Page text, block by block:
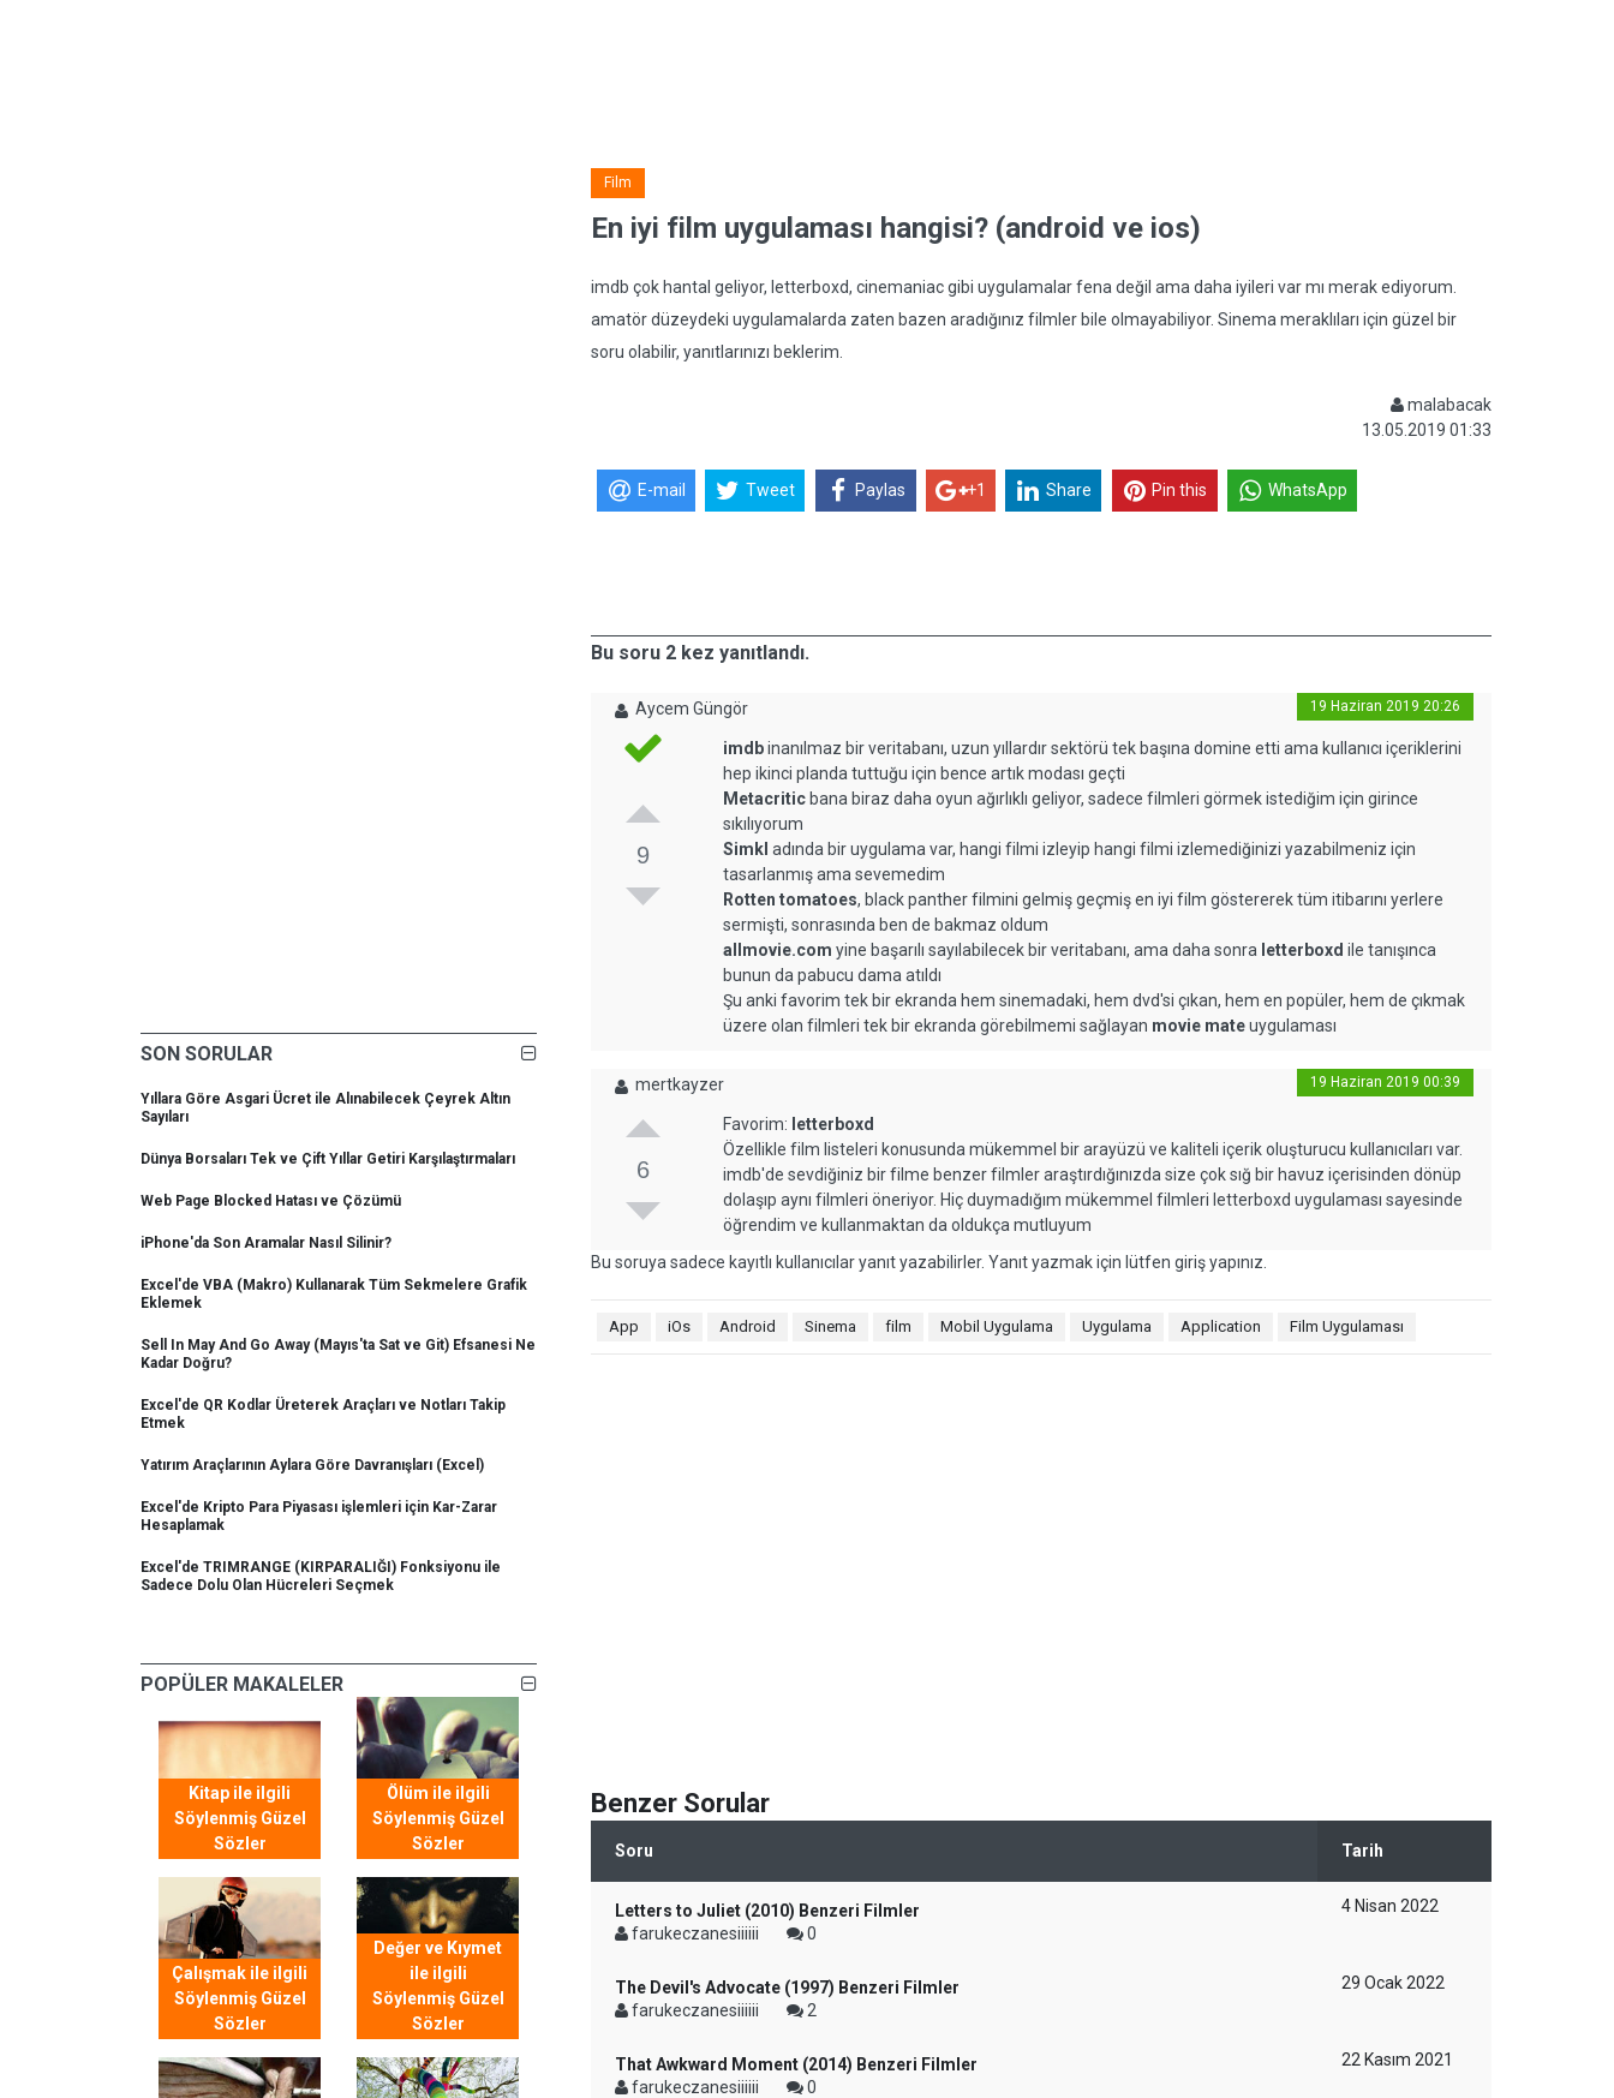
SON SORULAR
Yıllara Göre Asgari Ücret ile Alınabilecek Çeyrek Altın
Sayıları
Dünya Borsaları Tek ve Çift Yıllar Getiri Karşılaştırmaları
Web Page Blocked Hatası ve Çözümü
iPhone'da Son Aramalar Nasıl Silinir?
Excel'de VBA (Makro) Kullanarak Tüm Sekmelere Grafik
Eklemek
Sell In May And Go Away (Mayıs'ta Sat ve Git) Efsanesi Ne
Kadar Doğru?
Excel'de QR Kodlar Üreterek Araçları ve Notları Takip
Etmek
Yatırım Araçlarının Aylara Göre Davranışları (Excel)
Excel'de Kripto Para Piyasası işlemleri için Kar-Zarar
Hesaplamak
Excel'de TRIMRANGE (KIRPARALIĞI) Fonksiyonu ile
Sadece Dolu Olan Hücreleri Seçmek
POPÜLER MAKALELER
Kitap ile ilgili
Söylenmiş Güzel
Sözler
Ölüm ile ilgili
Söylenmiş Güzel
Sözler
Çalışmak ile ilgili
Söylenmiş Güzel
Sözler
Değer ve Kıymet
ile ilgili
Söylenmiş Güzel
Sözler
Film
En iyi film uygulaması hangisi? (android ve ios)
imdb çok hantal geliyor, letterboxd, cinemaniac gibi uygulamalar fena değil ama daha iyileri var mı merak ediyorum.
amatör düzeydeki uygulamalarda zaten bazen aradığınız filmler bile olmayabiliyor. Sinema meraklıları için güzel bir
soru olabilir, yanıtlarınızı beklerim.
malabacak
13.05.2019 01:33
E-mail Tweet Paylas +1 Share Pin this WhatsApp
Bu soru 2 kez yanıtlandı.
Aycem Güngör 19 Haziran 2019 20:26
9
imdbinanılmaz bir veritabanı, uzun yıllardır sektörü tek başına domine etti ama kullanıcı içeriklerini
hep ikinci planda tuttuğu için bence artık modası geçti
Metacritic bana biraz daha oyun ağırlıklı geliyor, sadece filmleri görmek istediğim için girince
sıkılıyorum
Simkl adında bir uygulama var, hangi filmi izleyip hangi filmi izlemediğinizi yazabilmeniz için
tasarlanmış ama sevemedim
Rotten tomatoes, black panther filmini gelmiş geçmiş en iyi film göstererek tüm itibarını yerlere
sermişti, sonrasında ben de bakmaz oldum
allmovie.com yine başarılı sayılabilecek bir veritabanı, ama daha sonra letterboxd ile tanışınca
bunun da pabucu dama atıldı
Şu anki favorim tek bir ekranda hem sinemadaki, hem dvd'si çıkan, hem en popüler, hem de çıkmak
üzere olan filmleri tek bir ekranda görebilmemi sağlayan movie mateuygulaması
mertkayzer 19 Haziran 2019 00:39
6
Favorim: letterboxd
Özellikle film listeleri konusunda mükemmel bir arayüzü ve kaliteli içerik oluşturucu kullanıcıları var.
imdb'de sevdiğiniz bir filme benzer filmler araştırdığınızda size çok sığ bir havuz içerisinden dönüp
dolaşıp aynı filmleri öneriyor. Hiç duymadığım mükemmel filmleri letterboxd uygulaması sayesinde
öğrendim ve kullanmaktan da oldukça mutluyum
Bu soruya sadece kayıtlı kullanıcılar yanıt yazabilirler. Yanıt yazmak için lütfen giriş yapınız.
App iOs Android Sinema film Mobil Uygulama Uygulama Application Film Uygulaması
Benzer Sorular
Soru Tarih
Letters to Juliet (2010) Benzeri Filmler
farukeczanesiiiiii
0
4 Nisan 2022
The Devil's Advocate (1997) Benzeri Filmler
farukeczanesiiiiii
2
29 Ocak 2022
That Awkward Moment (2014) Benzeri Filmler
farukeczanesiiiiii
0
22 Kasım 2021